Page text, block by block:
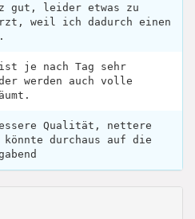
gut, leider etwas zu
weil ich dadurch einen
je nach Tag sehr
werden auch volle
Qualität, nettere
durchaus auf die